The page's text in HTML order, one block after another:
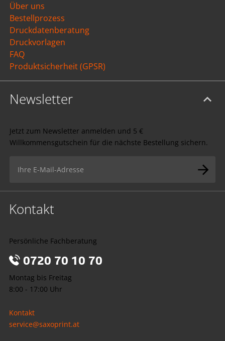
Über uns
Bestellprozess
Druckdatenberatung
Druckvorlagen
FAQ
Produktsicherheit (GPSR)
Newsletter
Jetzt zum Newsletter anmelden und 5 €
Willkommensgutschein für die nächste Bestellung sichern.
Kontakt
Persönliche Fachberatung
0720 70 10 70
Montag bis Freitag
8:00 - 17:00 Uhr
Kontakt
service@saxoprint.at